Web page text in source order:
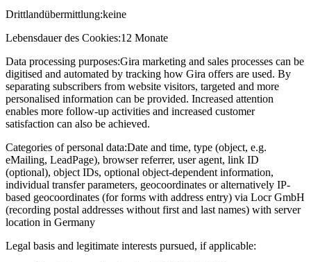
Drittlandübermittlung:keine
Lebensdauer des Cookies:12 Monate
Data processing purposes:Gira marketing and sales processes can be
digitised and automated by tracking how Gira offers are used. By
separating subscribers from website visitors, targeted and more
personalised information can be provided. Increased attention
enables more follow-up activities and increased customer
satisfaction can also be achieved.
Categories of personal data:Date and time, type (object, e.g.
eMailing, LeadPage), browser referrer, user agent, link ID
(optional), object IDs, optional object-dependent information,
individual transfer parameters, geocoordinates or alternatively IP-
based geocoordinates (for forms with address entry) via Locr GmbH
(recording postal addresses without first and last names) with server
location in Germany
Legal basis and legitimate interests pursued, if applicable: